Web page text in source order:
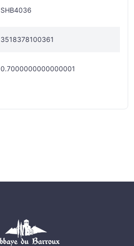
SHB4036
3518378100361
0.7000000000000001